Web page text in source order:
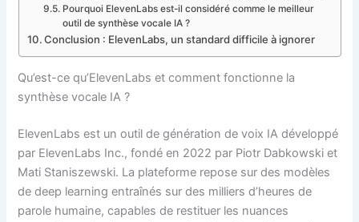
Pourquoi ElevenLabs est-il considéré comme le meilleur
outil de synthèse vocale IA ?
Conclusion : ElevenLabs, un standard difficile à ignorer
Qu’est-ce qu’ElevenLabs et comment fonctionne la
synthèse vocale IA ?
ElevenLabs est un outil de génération de voix IA développé
par ElevenLabs Inc., fondé en 2022 par Piotr Dabkowski et
Mati Staniszewski. La plateforme repose sur des modèles
de deep learning entraînés sur des milliers d’heures de
parole humaine, capables de restituer les nuances